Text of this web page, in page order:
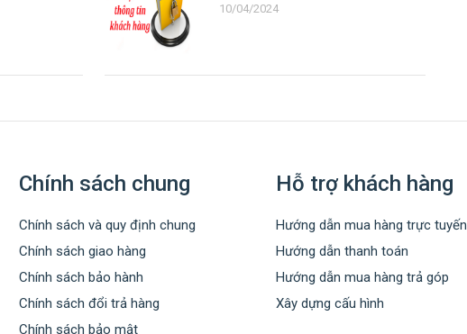
10/04/2024
Chính sách chung
Chính sách và quy định chung
Chính sách giao hàng
Chính sách bảo hành
Chính sách đổi trả hàng
Chính sách bảo mật
Hỗ trợ khách hàng
Hướng dẫn mua hàng trực tuyến
Hướng dẫn thanh toán
Hướng dẫn mua hàng trả góp
Xây dựng cấu hình